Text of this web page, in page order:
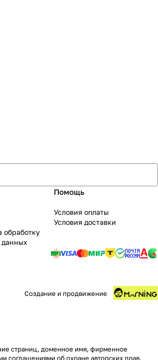
обработку
данных
Помощь
Условия оплаты
Условия доставки
Создание и продвижение
страниц, доменное имя, фирменное
соглашениями об охране авторских прав.